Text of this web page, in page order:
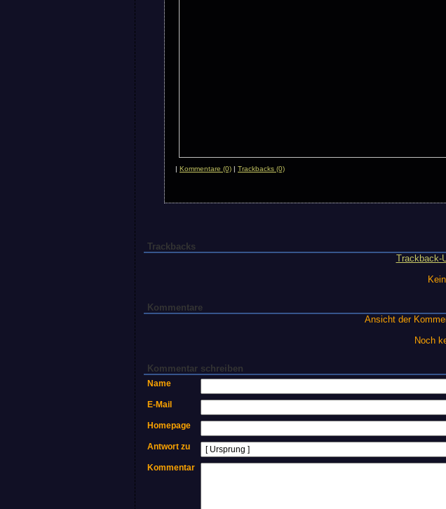
| Kommentare (0)| Trackbacks (0)
Trackbacks
Trackback-
Kommentare
Ansicht der
Noch
Kommentar schreiben
Name
E-Mail
Homepage
Antwort zu
Kommentar